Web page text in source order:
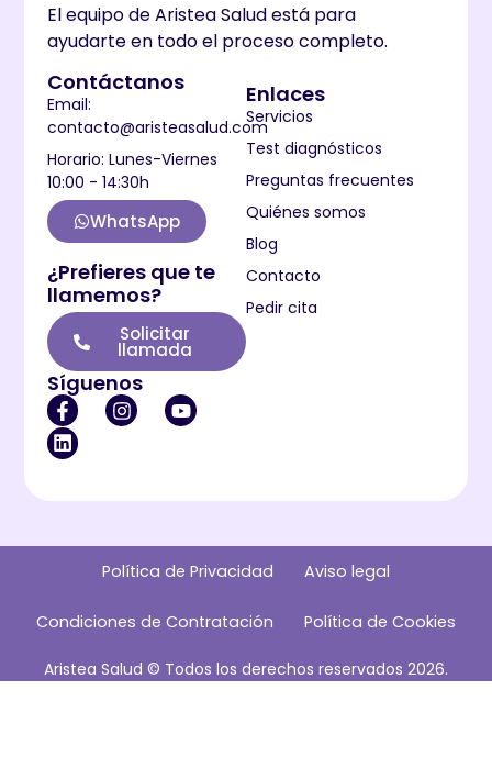
El equipo de Aristea Salud está para
ayudarte en todo el proceso completo.
Enlaces
Servicios
Test diagnósticos
Preguntas frecuentes
Quiénes somos
Blog
Contacto
Pedir cita
Contáctanos
Email:
contacto@aristeasalud.com
Horario: Lunes-Viernes
10:00 - 14:30h
WhatsApp
¿Prefieres que te
llamemos?
Solicitar
llamada
Síguenos
Aristea Salud © Todos los derechos reservados 2026.
Política de Privacidad Aviso legal
Condiciones de Contratación Política de Cookies